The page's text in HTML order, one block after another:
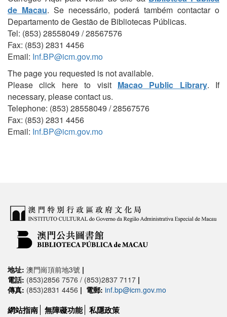
de Macau. Se necessário, poderá também contactar o
Departamento de Gestão de Bibliotecas Públicas.
Tel: (853) 28558049 / 28567576
Fax: (853) 2831 4456
Email: Inf.BP@icm.gov.mo
The page you requested is not available.
Please click here to visit Macao Public Library. If
necessary, please contact us.
Telephone: (853) 28558049 / 28567576
Fax: (853) 2831 4456
Email: Inf.BP@icm.gov.mo
地址: 澳門崗頂前地3號 |
電話: (853)2856 7576 / (853)2837 7117 |
傳真: (853)2831 4456 | 電郵: inf.bp@icm.gov.mo
網站指南 無障礙功能 私隱政策